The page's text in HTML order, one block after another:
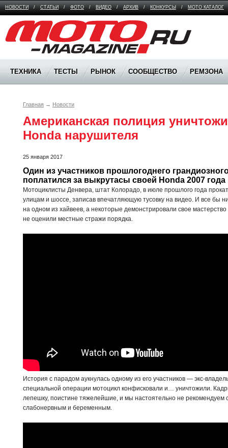
НОВОСТИ / СТАТЬИ / ФОТО / ВИДЕО / АРХИВ / КОНКУРСЫ / МОТО КАТАЛОГ
Moto Magazine
ТЕХНИКА ТЕСТЫ РЫНОК СООБЩЕСТВО РЕМЗОНА
Главная → Новости
Американская полиция
Honda нарушителя
25 января 2017
Один из участников прошлогоднего
поплатился за выкрутасы своей Honda 2007
Мотоциклисты Денвера, штат Колорадо, в июле прошлого года
улицам и шоссе, записав впечатляющую тусовку на видео. И все бы
на одном из хайвеев, а некоторые демонстрировали свое
не оценили местные стражи порядка.
История с парадом аукнулась одному из его участников — экс-
специальной операции мотоцикл конфисковали и… уничтожили.
лепешку, поистине тяжелейшие, и мы настоятельно не рекомендуем
слабонервным и беременным.